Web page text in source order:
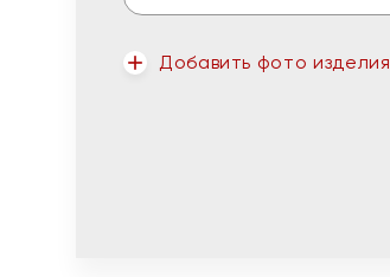
Добавить фото изделия